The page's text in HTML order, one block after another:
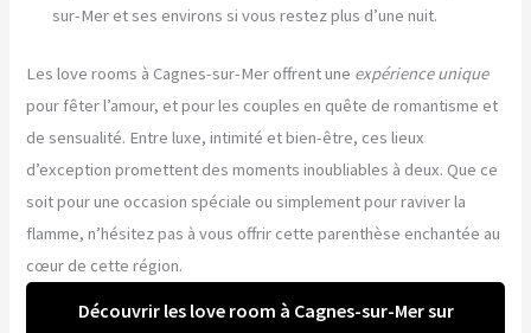
sur-Mer et ses environs si vous restez plus d’une nuit.
Les love rooms à Cagnes-sur-Mer offrent une expérience unique
pour fêter l’amour, et pour les couples en quête de romantisme et
de sensualité. Entre luxe, intimité et bien-être, ces lieux
d’exception promettent des moments inoubliables à deux. Que ce
soit pour une occasion spéciale ou simplement pour raviver la
flamme, n’hésitez pas à vous offrir cette parenthèse enchantée au
cœur de cette région.
Découvrir les love room à Cagnes-sur-Mer sur